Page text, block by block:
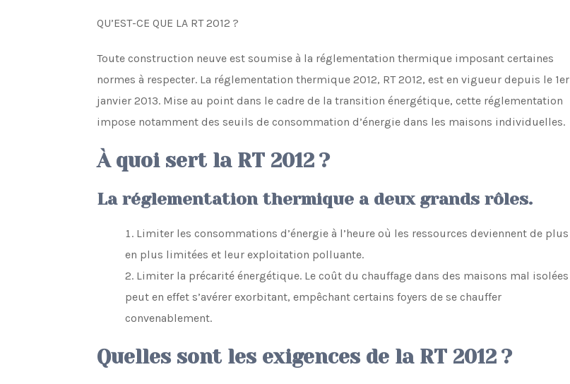
QU’EST-CE QUE LA RT 2012 ?
Toute construction neuve est soumise à la réglementation thermique imposant certaines
normes à respecter. La réglementation thermique 2012, RT 2012, est en vigueur depuis le 1er
janvier 2013. Mise au point dans le cadre de la transition énergétique, cette réglementation
impose notamment des seuils de consommation d’énergie dans les maisons individuelles.
À quoi sert la RT 2012 ?
La réglementation thermique a deux grands rôles.
Limiter les consommations d’énergie à l’heure où les ressources deviennent de plus
en plus limitées et leur exploitation polluante.
Limiter la précarité énergétique. Le coût du chauffage dans des maisons mal isolées
peut en effet s’avérer exorbitant, empêchant certains foyers de se chauffer
convenablement.
Quelles sont les exigences de la RT 2012 ?